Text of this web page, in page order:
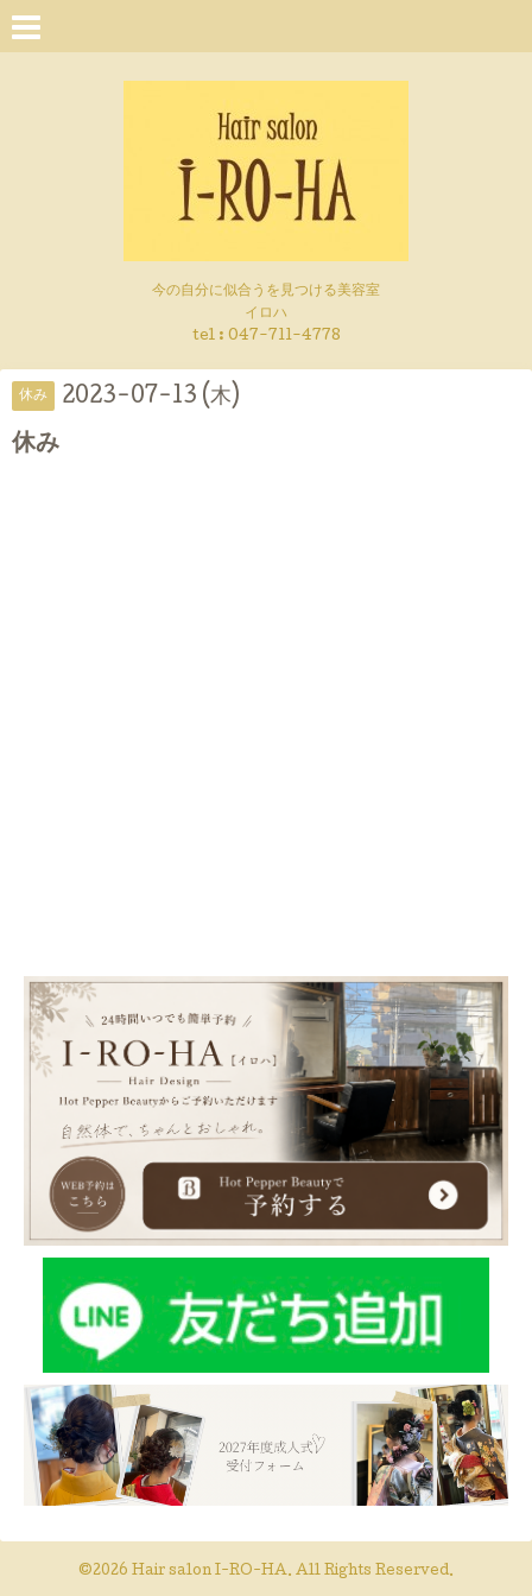
今の自分に似合うを見つける美容室
イロハ
tel : 047-711-4778
休み 2023-07-13 (木)
休み
©2026 Hair salon I-RO-HA. All Rights Reserved.